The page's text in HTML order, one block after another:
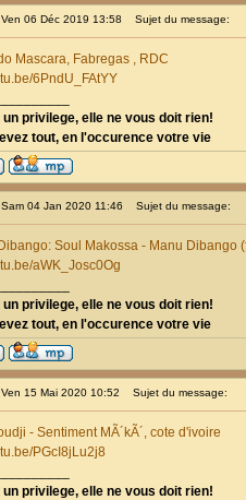
06 Déc 2019 13:58 Sujet du message:
Mascara, Fabregas , RDC
6PndU_FAtYY
un privilege, elle ne vous doit rien!
tout, en l'occurence votre vie
04 Jan 2020 11:46 Sujet du message:
Soul Makossa - Manu Dibango
aWK_Josc0Og
un privilege, elle ne vous doit rien!
tout, en l'occurence votre vie
15 Mai 2020 10:52 Sujet du message:
- Sentiment MÃ´kÃ´, cote d'ivoire
PGcI8jLu2j8
un privilege, elle ne vous doit rien!